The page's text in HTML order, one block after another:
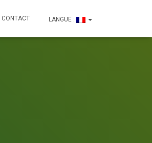
CONTACT LANGUE :